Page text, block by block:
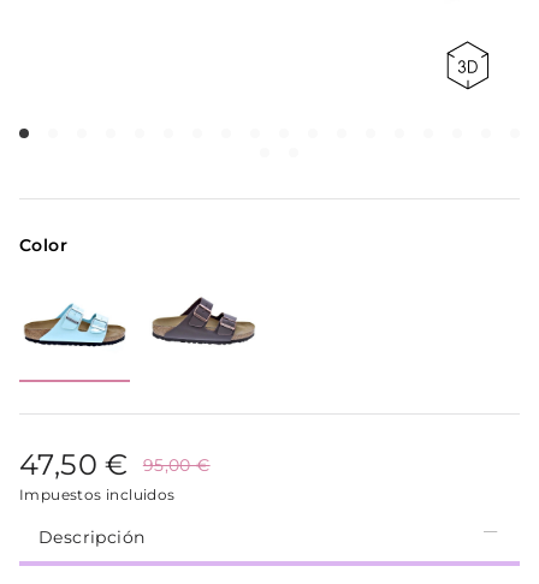
Color
47,50 € 95,00 €
Impuestos incluidos
Descripción